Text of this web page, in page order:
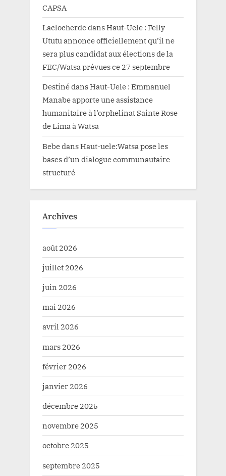
CAPSA
Laclocherdc dansHaut-Uele : Felly
Ututu annonce officiellement qu’il ne
sera plus candidat aux élections de la
FEC/Watsa prévues ce 27 septembre
DestinédansHaut-Uele : Emmanuel
Manabe apporte une assistance
humanitaire à l’orphelinat Sainte Rose
de Lima à Watsa
BebedansHaut-uele:Watsa pose les
bases d’un dialogue communautaire
structuré
Archives
août 2026
juillet 2026
juin 2026
mai 2026
avril 2026
mars 2026
février 2026
janvier 2026
décembre 2025
novembre 2025
octobre 2025
septembre 2025